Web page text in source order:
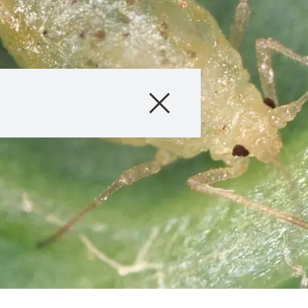
Produkte
Beratung
Stories & Events
Digital Services
Über uns